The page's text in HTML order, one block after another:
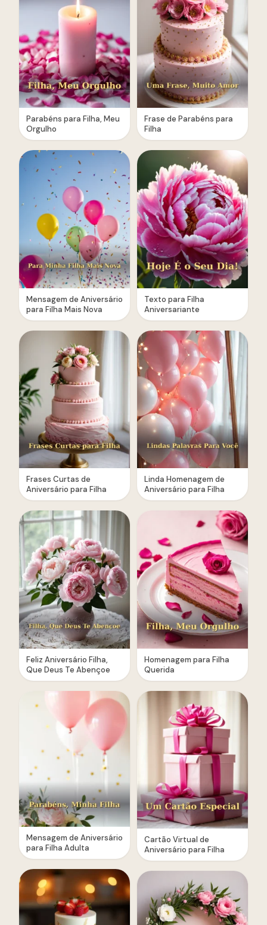
Parabéns para Filha, Meu
Orgulho
Mensagem de Aniversário
para Filha Mais Nova
Frases Curtas de
Aniversário para Filha
Feliz Aniversário Filha,
Que Deus Te Abençoe
Mensagem de Aniversário
para Filha Adulta
Frase de Parabéns para
Filha
Texto para Filha
Aniversariante
Linda Homenagem de
Aniversário para Filha
Homenagem para Filha
Querida
Cartão Virtual de
Aniversário para Filha